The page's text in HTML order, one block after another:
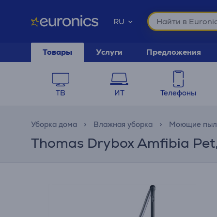
RU
Товары Услуги Предложения
ТВ ИТ Телефоны
Уборка дома Влажная уборка Моющие
Thomas Drybox Amfibia